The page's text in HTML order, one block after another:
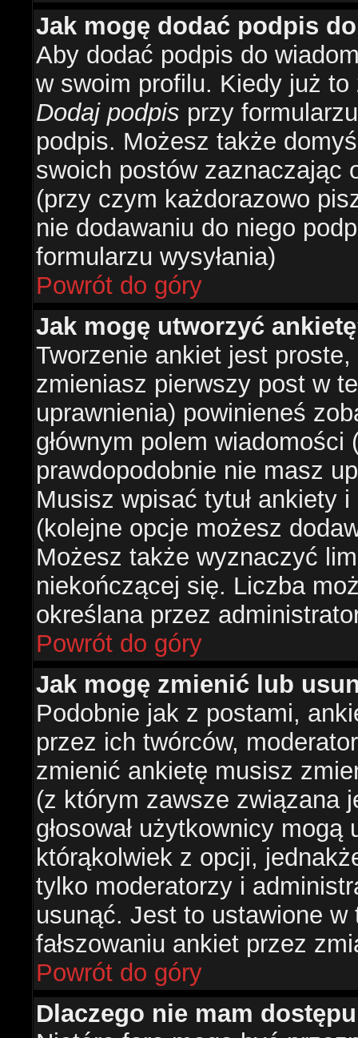
Jak mogę dodać podpis
Aby dodać podpis do
w swoim profilu. Kiedy już
Dodaj podpis przy
podpis. Możesz także
swoich postów zaznaczając
(przy czym każdorazowo
nie dodawaniu do niego
formularzu wysyłania)
Powrót do góry
Jak mogę utworzyć
Tworzenie ankiet jest
zmieniasz pierwszy post w
uprawnienia) powinieneś
głównym polem
prawdopodobnie nie masz
Musisz wpisać tytuł ankiety
(kolejne opcje możesz
Możesz także wyznaczyć
niekończącej się. Liczba
określana przez
Powrót do góry
Jak mogę zmienić lub
Podobnie jak z postami,
przez ich twórców,
zmienić ankietę musisz
(z którym zawsze związana
głosował użytkownicy
którąkolwiek z opcji,
tylko moderatorzy i
usunąć. Jest to ustawione
fałszowaniu ankiet przez
Powrót do góry
Dlaczego nie mam